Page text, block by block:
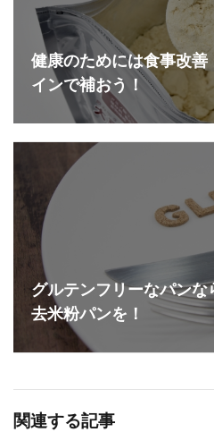
健康のためには食事改
インで補おう！
グルテンフリーなパン
去米粉パンを！
関連する記事